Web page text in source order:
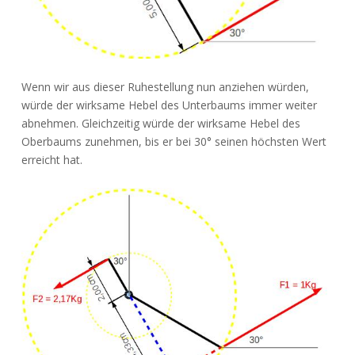
Wenn wir aus dieser Ruhestellung nun anziehen würden,
würde der wirksame Hebel des Unterbaums immer weiter
abnehmen. Gleichzeitig würde der wirksame Hebel des
Oberbaums zunehmen, bis er bei 30° seinen höchsten Wert
erreicht hat.